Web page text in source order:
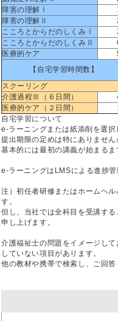
障害の理解Ⅰ
障害の理解Ⅱ
こころとからだのしくみⅠ
こころとからだのしくみⅡ
医療的ケア
【自宅学習時間数】
スクーリング
介護過程Ⅲ（６日間）
医療的ケア（２日間）
自宅学習について
e-ラーニングまたは紙添削を選択
提出期限の定めは特にありませ
基本的には最初の講義が始まる
e-ラーニングはLMSによる進捗管
注）初任者研修またはホームヘ
す。
但し、当社では全科目を受講す
申し上げます。
介護福祉士の問題をイメージし
していない項目があります。
他の教材や携帯で検索し、ご回答